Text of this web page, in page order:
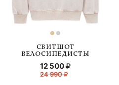
СВИТШОТ
ВЕЛОСИПЕДИСТЫ
24 990
12 500